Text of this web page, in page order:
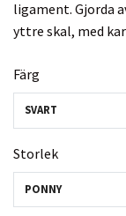
ligament. Gjorda
yttre skal, med
Färg
SVART
Storlek
PONNY